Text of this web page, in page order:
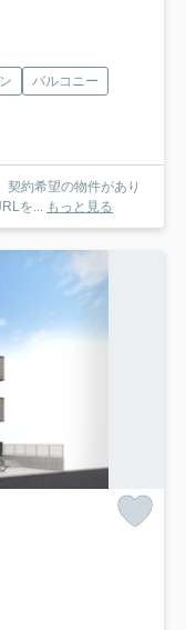
バルコニー
を... もっと見る